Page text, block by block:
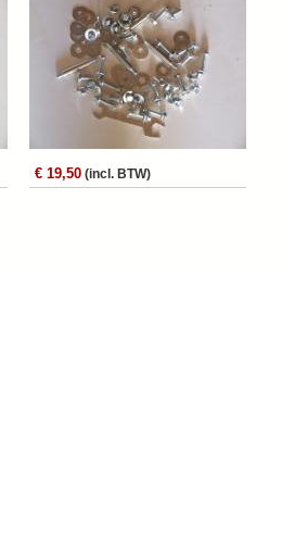
€ 19,50 (incl. BTW)